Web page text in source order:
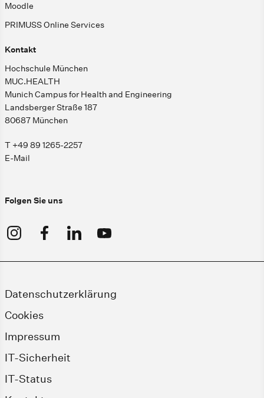
Moodle
PRIMUSS Online Services
Kontakt
Hochschule München
MUC.HEALTH
Munich Campus for Health and Engineering
Landsberger Straße 187
80687 München
T +49 89 1265-2257
E-Mail
Folgen Sie uns
Datenschutzerklärung
Cookies
Impressum
IT-Sicherheit
IT-Status